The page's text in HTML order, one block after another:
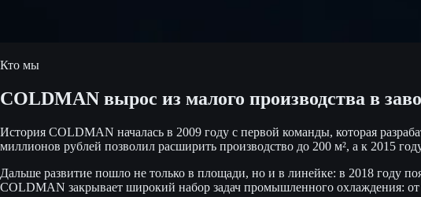
Кто мы
COLDMAN вырос из малого производства в
История COLDMAN началась в 2009 году с первой команды, которая
миллионов рублей позволил расширить производство до 200 м², а к 2015
Дальше развитие пошло не только в площади, но и в линейке: в 2018 году
COLDMAN закрывает широкий набор задач промышленного охлаждения: от